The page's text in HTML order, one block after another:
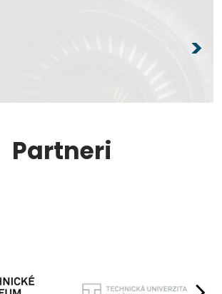
Partneri